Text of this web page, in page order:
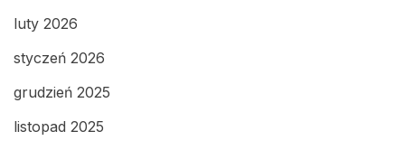
luty 2026
styczeń 2026
grudzień 2025
listopad 2025